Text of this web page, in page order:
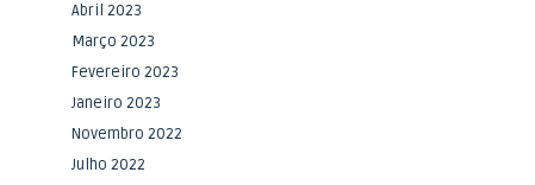
Abril 2023
Março 2023
Fevereiro 2023
Janeiro 2023
Novembro 2022
Julho 2022